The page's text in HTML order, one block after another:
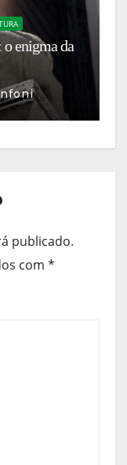
enigma da
publicado.
com *